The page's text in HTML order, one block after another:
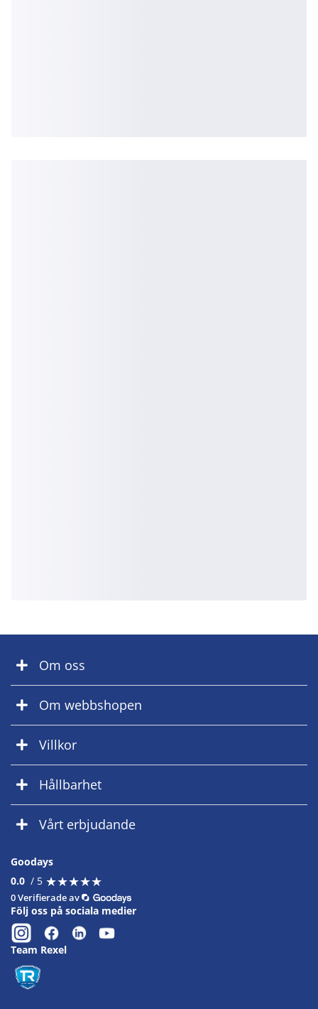
Om oss
Om webbshopen
Villkor
Hållbarhet
Vårt erbjudande
Goodays
0.0 / 5 ★★★★★
★★★★★
0 Verifierade av
Följ oss på sociala medier
Team Rexel